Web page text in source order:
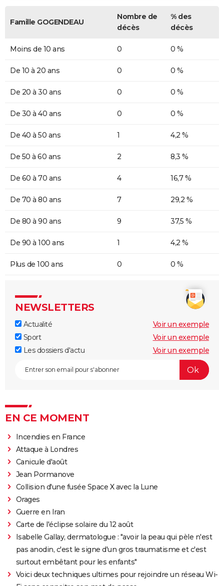
Famille GOGENDEAU
Nombre de
décès
% des
décès
Moins de 10 ans 0 0 %
De 10 à 20 ans 0 0 %
De 20 à 30 ans 0 0 %
De 30 à 40 ans 0 0 %
De 40 à 50 ans 1 4,2 %
De 50 à 60 ans 2 8,3 %
De 60 à 70 ans 4 16,7 %
De 70 à 80 ans 7 29,2 %
De 80 à 90 ans 9 37,5 %
De 90 à 100 ans 1 4,2 %
Plus de 100 ans 0 0 %
NEWSLETTERS
Actualité
Voir un exemple
Sport
Voir un exemple
Les dossiers d'actu
Voir un exemple
EN CE MOMENT
Incendies en France
Attaque à Londres
Canicule d'août
Jean Pormanove
Collision d'une fusée Space X avec la Lune
Orages
Guerre en Iran
Carte de l'éclipse solaire du 12 août
Isabelle Gallay, dermatologue : "avoir la peau qui pèle n'est
pas anodin, c'est le signe d'un gros traumatisme et c'est
surtout embêtant pour les enfants"
Voici deux techniques ultimes pour rejoindre un réseau Wi-